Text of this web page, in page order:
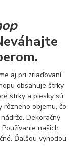
aj pri zriaďovaní
obsahuje štrky
štrky a piesky sú
objemu, čo
Dekoračný
našich
Ďalšou výhodou